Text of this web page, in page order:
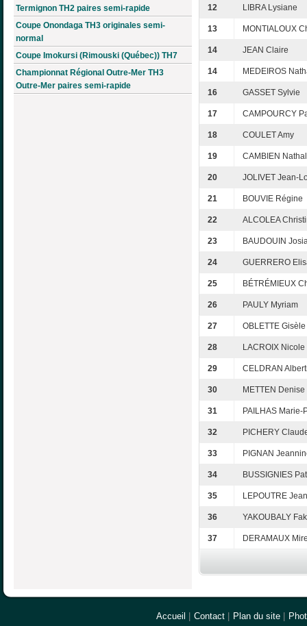
Termignon TH2 paires semi-rapide
Coupe Onondaga TH3 originales semi-
normal
Coupe Imokursi (Rimouski (Québec)) TH7
Championnat Régional Outre-Mer TH3
Outre-Mer paires semi-rapide
12 LIBRA Lysiane
13 MONTIALOUX
14 JEAN Claire
14 MEDEIROS
16 GASSET Sylvie
17 CAMPOURCY
18 COULET Amy
19 CAMBIEN
20 JOLIVET Jean-
21 BOUVIE Régine
22 ALCOLEA
23 BAUDOUIN
24 GUERRERO
25 BÉTRÉMIEUX
26 PAULY Myriam
27 OBLETTE Gisèle
28 LACROIX Nicole
29 CELDRAN
30 METTEN Denise
31 PAILHAS Marie-
32 PICHERY
33 PIGNAN
34 BUSSIGNIES
35 LEPOUTRE
36 YAKOUBALY
37 DERAMAUX
Accueil Contact Plan du site